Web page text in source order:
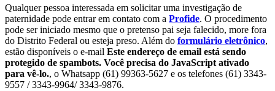
Qualquer pessoa interessada em solicitar uma investigação de
paternidade pode entrar em contato com a Profide. O procedimento
pode ser iniciado mesmo que o pretenso pai seja falecido, more fora
do Distrito Federal ou esteja preso. Além do formulário eletrônico,
estão disponíveis o e-mail Este endereço de email está sendo
protegido de spambots. Você precisa do JavaScript ativado
para vê-lo., o Whatsapp (61) 99363-5627 e os telefones (61) 3343-
9557 / 3343-9964/ 3343-9876.